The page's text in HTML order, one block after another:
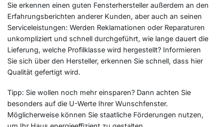
Sie erkennen einen guten Fensterhersteller außerdem an den
Erfahrungsberichten anderer Kunden, aber auch an seinen
Serviceleistungen: Werden Reklamationen oder Reparaturen
unkompliziert und schnell durchgeführt, wie lange dauert die
Lieferung, welche Profilklasse wird hergestellt? Informieren
Sie sich über den Hersteller, erkennen Sie schnell, dass hier
Qualität gefertigt wird.
Tipp: Sie wollen noch mehr einsparen? Dann achten Sie
besonders auf die U-Werte Ihrer Wunschfenster.
Möglicherweise können Sie staatliche Förderungen nutzen,